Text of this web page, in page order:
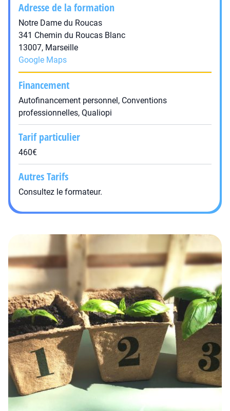
Adresse de la formation
Notre Dame du Roucas
341 Chemin du Roucas Blanc
13007, Marseille
Google Maps
Financement
Autofinancement personnel, Conventions
professionnelles, Qualiopi
Tarif particulier
460€
Autres Tarifs
Consultez le formateur.